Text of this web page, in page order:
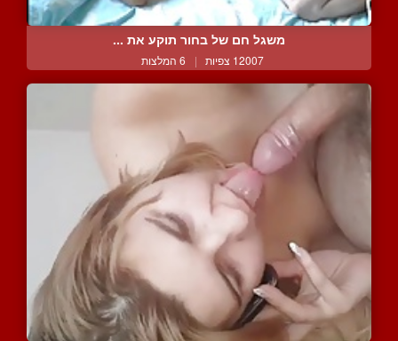
משגל חם של בחור תוקע את ...
12007 צפיות | 6 המלצות